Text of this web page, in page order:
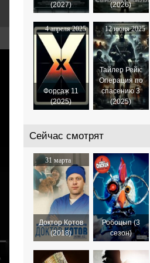
(2027) (2026)
4 апреля 2025
Форсаж 11
(2025)
12 июня 2025
Тайлер Рейк:
Операция по
спасению 3
(2025)
Сейчас смотрят
31 марта
2018
Доктор Котов
(2018)
Робоцып (3
сезон)